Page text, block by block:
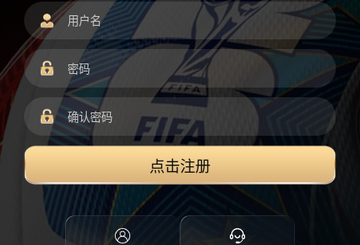
点击注册